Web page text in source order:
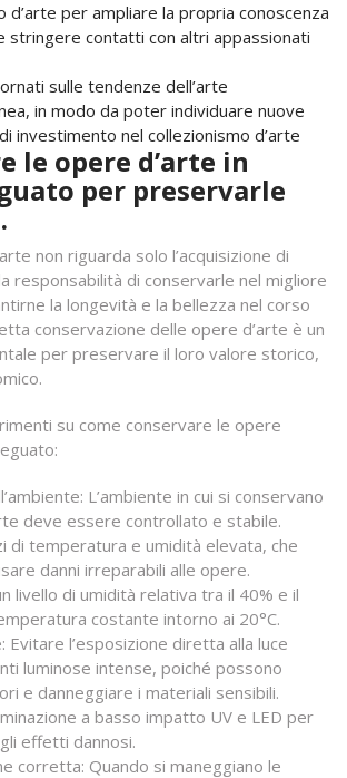
d’arte per ampliare la propria conoscenza
stringere contatti con altri appassionati
sulle tendenze dell’arte
in modo da poter individuare nuove
investimento nel collezionismo d’arte
le opere d’arte in
per preservarle
non riguarda solo l’acquisizione di
responsabilità di conservarle nel migliore
la longevità e la bellezza nel corso
conservazione delle opere d’arte è un
per preservare il loro valore storico,
su come conservare le opere
L’ambiente in cui si conservano
deve essere controllato e stabile.
di temperatura e umidità elevata, che
danni irreparabili alle opere.
livello di umidità relativa tra il 40% e il
costante intorno ai 20°C.
Evitare l’esposizione diretta alla luce
luminose intense, poiché possono
e danneggiare i materiali sensibili.
a basso impatto UV e LED per
effetti dannosi.
corretta: Quando si maneggiano le